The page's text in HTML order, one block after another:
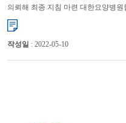
의뢰해 최종 지침 마련 대한요양병
치매환자들에게 항정신성의약품 등
작성일 : 2022-05-10